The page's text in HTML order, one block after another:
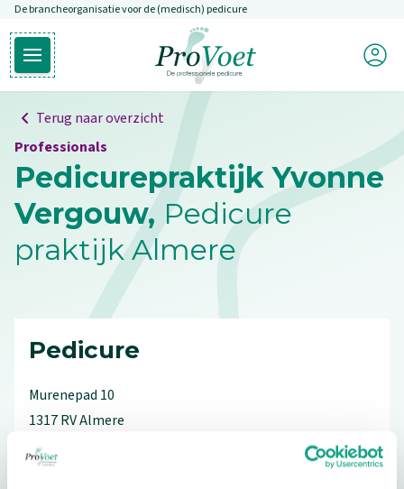
Overslaan en naar de inhoud gaan
De brancheorganisatie voor de (medisch) pedicure
Open hoofdmenu
Ga naar de homepagina
Mijn
Terug naar overzicht
Professionals
Pedicurepraktijk Yvonne
Vergouw, Pedicure
praktijk Almere
Pedicure
Murenepad 10
1317 RVAlmere
06-42446758